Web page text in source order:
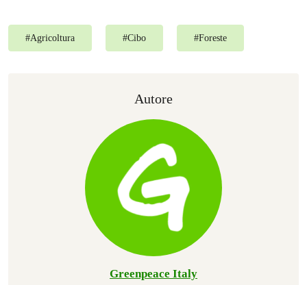
#Agricoltura #Cibo #Foreste
Autore
Greenpeace Italy